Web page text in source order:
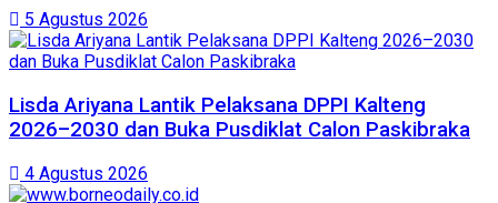
5 Agustus 2026
Lisda Ariyana Lantik Pelaksana DPPI Kalteng
2026–2030 dan Buka Pusdiklat Calon Paskibraka
4 Agustus 2026